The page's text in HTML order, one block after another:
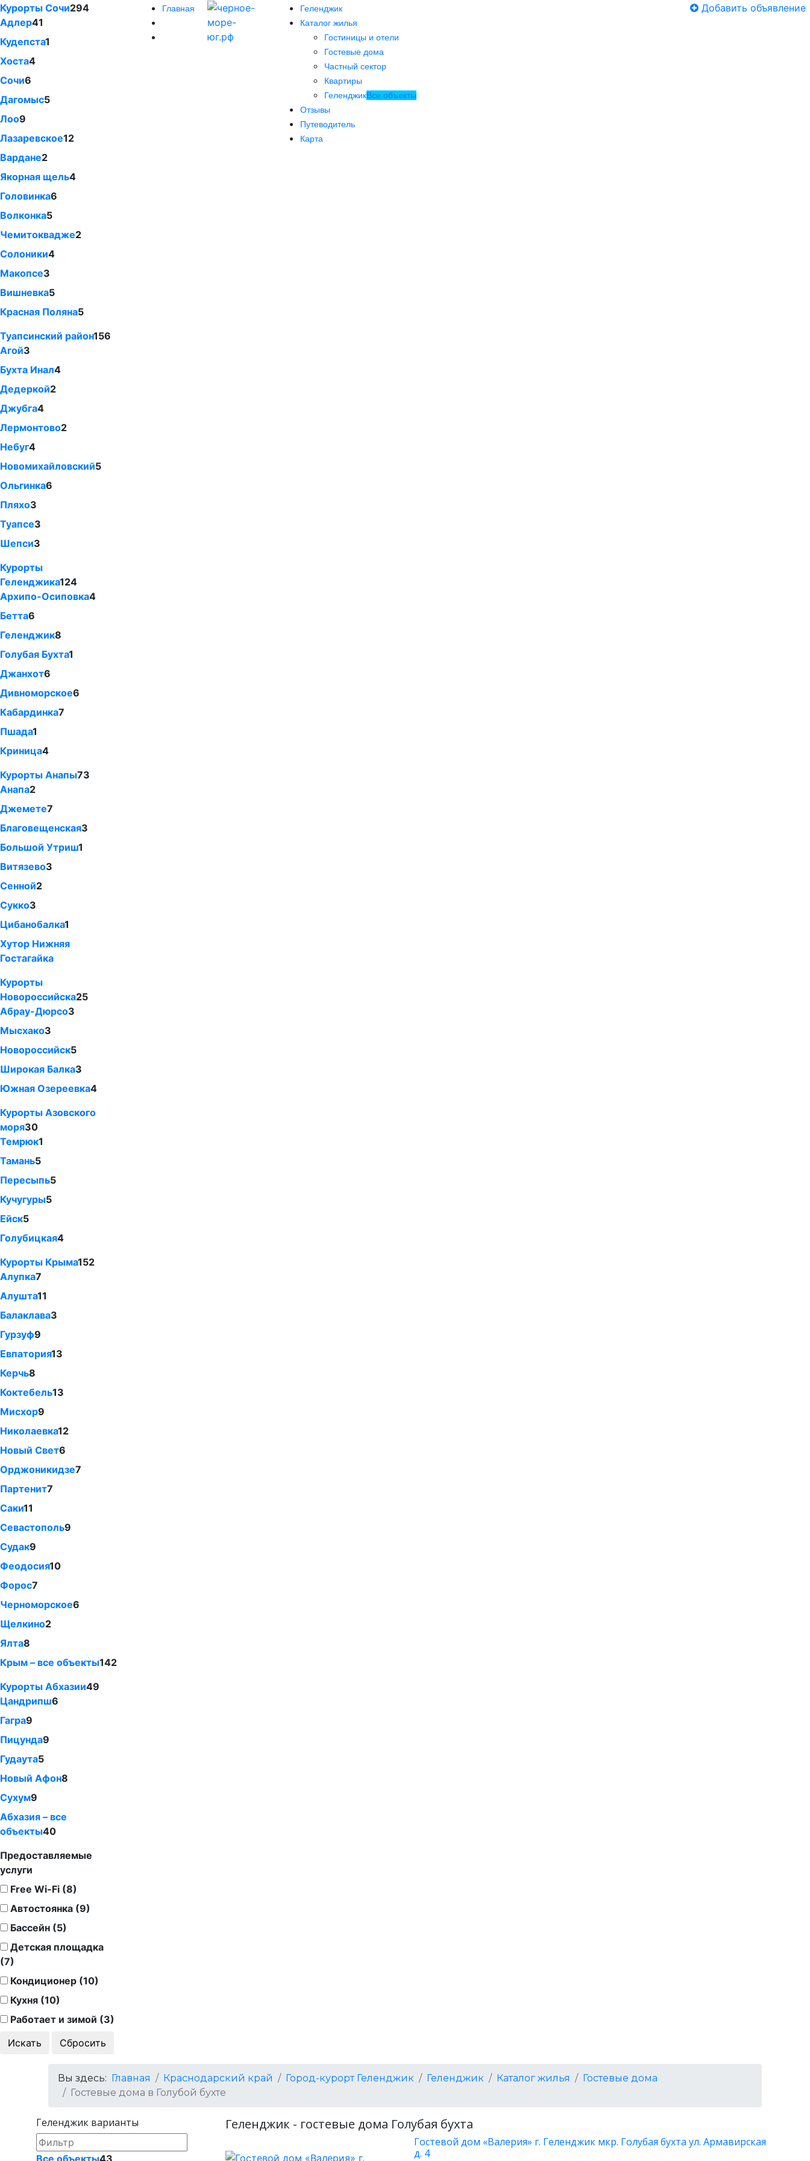
Курорты Сочи294
Адлер41
Кудепста1
Хоста4
Сочи6
Дагомыс5
Лоо9
Лазаревское12
Вардане2
Якорная щель4
Головинка6
Волконка5
Чемитоквадже2
Солоники4
Макопсе3
Вишневка5
Красная Поляна5
Туапсинский район156
Агой3
Бухта Инал4
Дедеркой2
Джубга4
Лермонтово2
Небуг4
Новомихайловский5
Ольгинка6
Пляхо3
Туапсе3
Шепси3
Курорты
Геленджика124
Архипо-Осиповка4
Бетта6
Геленджик8
Голубая Бухта1
Джанхот6
Дивноморское6
Кабардинка7
Пшада1
Криница4
Курорты Анапы73
Анапа2
Джемете7
Благовещенская3
Большой Утриш1
Витязево3
Сенной2
Сукко3
Цибанобалка1
Хутор Нижняя
Гостагайка
Курорты
Новороссийска25
Абрау-Дюрсо3
Мысхако3
Новороссийск5
Широкая Балка3
Южная Озереевка4
Курорты Азовского
моря30
Темрюк1
Тамань5
Пересыпь5
Кучугуры5
Ейск5
Голубицкая4
Курорты Крыма152
Алупка7
Алушта11
Балаклава3
Гурзуф9
Евпатория13
Керчь8
Коктебель13
Мисхор9
Николаевка12
Новый Свет6
Орджоникидзе7
Партенит7
Саки11
Севастополь9
Судак9
Феодосия10
Форос7
Черноморское6
Щелкино2
Ялта8
Крым – все объекты142
Курорты Абхазии49
Цандрипш6
Гагра9
Пицунда9
Гудаута5
Новый Афон8
Сухум9
Абхазия – все
объекты40
Предоставляемые
услуги
Free Wi-Fi (8)
Автостоянка (9)
Бассейн (5)
Детская площадка
(7)
Кондиционер (10)
Кухня (10)
Работает и зимой (3)
Главная
Геленджик
Каталог жилья
Гостиницы и отели
Гостевые дома
Частный сектор
Квартиры
ГеленджикВсе объекты
Отзывы
Путеводитель
Карта
Добавить объявление
Вы здесь: Главная Краснодарский край Город-курорт Геленджик Геленджик Каталог жилья
Гостевые дома
Гостевые дома в Голубой бухте
Геленджик варианты
Все объекты43
Геленджик - гостевые дома Голубая бухта
Гостевой дом «Валерия» г. Геленджик мкр. Голубая бухта ул. Армавирская
д. 4